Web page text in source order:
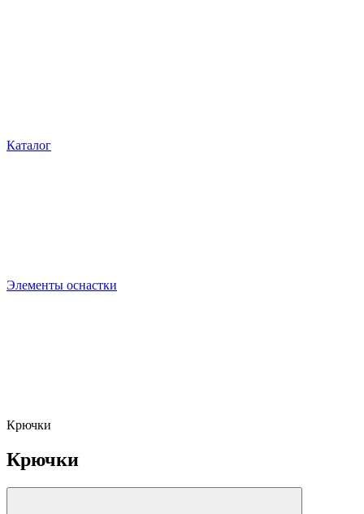
Каталог
Элементы оснастки
Крючки
Крючки